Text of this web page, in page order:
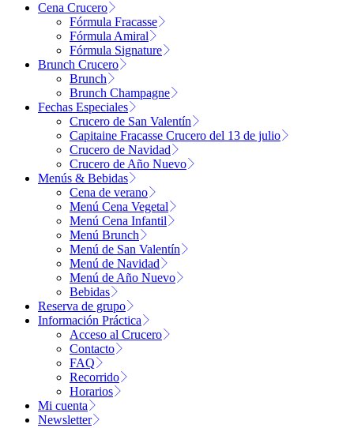
Cena Crucero
Fórmula Fracasse
Fórmula Amiral
Fórmula Signature
Brunch Crucero
Brunch
Brunch Champagne
Fechas Especiales
Crucero de San Valentín
Capitaine Fracasse Crucero del 13 de julio
Crucero de Navidad
Crucero de Año Nuevo
Menús & Bebidas
Cena de verano
Menú Cena Vegetal
Menú Cena Infantil
Menú Brunch
Menú de San Valentín
Menú de Navidad
Menú de Año Nuevo
Bebidas
Reserva de grupo
Información Práctica
Acceso al Crucero
Contacto
FAQ
Recorrido
Horarios
Mi cuenta
Newsletter